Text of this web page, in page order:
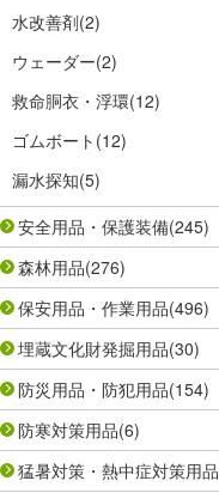
水改善剤(2)
ウェーダー(2)
救命胴衣・浮環(12)
ゴムボート (12)
漏水探知(5)
安全用品・保護装備(245)
森林用品(276)
保安用品・作業用品(496)
埋蔵文化財発掘用品(30)
防災用品・防犯用品(154)
防寒対策用品(6)
猛暑対策・熱中症対策用品